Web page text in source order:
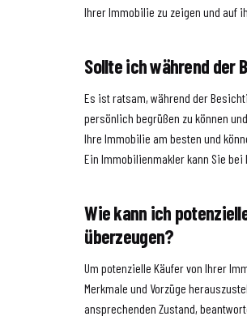
Ihrer Immobilie zu zeigen und auf
Sollte ich während der
Es ist ratsam, während der
persönlich begrüßen zu können
Ihre Immobilie am besten und
Ein Immobilienmakler kann Sie bei
Wie kann ich
überzeugen?
Um potenzielle Käufer von Ihrer
Merkmale und Vorzüge
ansprechenden Zustand,